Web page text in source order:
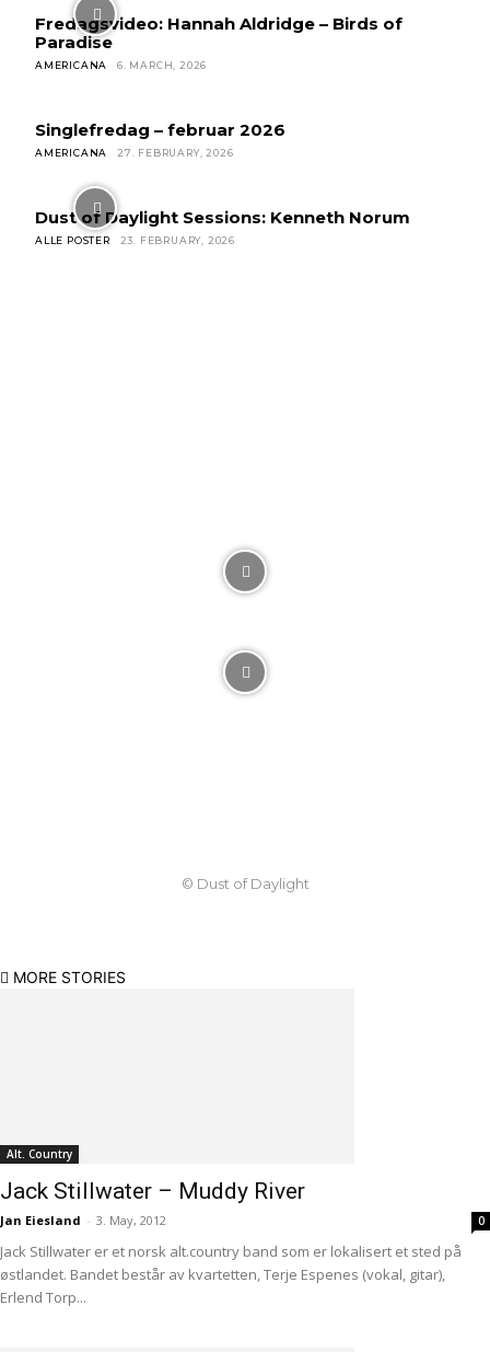
Fredagsvideo: Hannah Aldridge – Birds of
Paradise
AMERICANA 6. MARCH, 2026
Singlefredag – februar 2026
AMERICANA 27. FEBRUARY, 2026
Dust of Daylight Sessions: Kenneth Norum
ALLE POSTER 23. FEBRUARY, 2026
Video: Kasey Anderson – Don’t Look Back
Fredagsvideo: The Cactus Blossoms – Stoplight
© Dust of Daylight
MORE STORIES
Alt. Country
Jack Stillwater – Muddy River
Jan Eiesland - 3. May, 2012 0
Jack Stillwater er et norsk alt.country band som er lokalisert et sted på
østlandet. Bandet består av kvartetten, Terje Espenes (vokal, gitar),
Erlend Torp...